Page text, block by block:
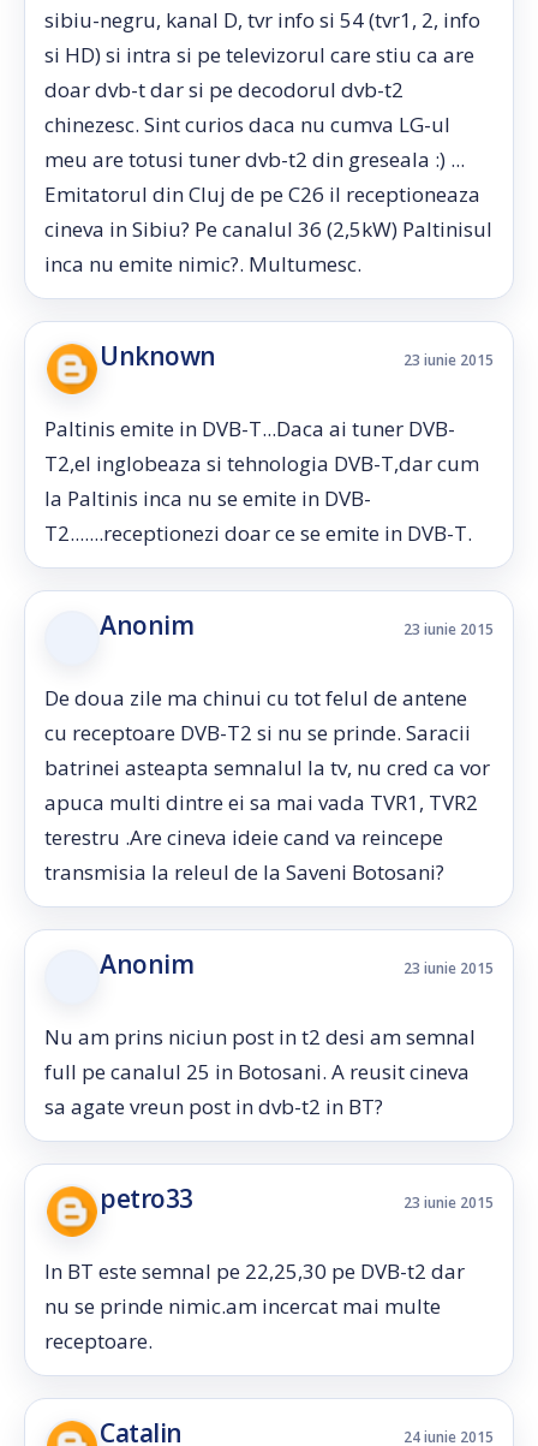
sibiu-negru, kanal D, tvr info si 54 (tvr1, 2, info
si HD) si intra si pe televizorul care stiu ca are
doar dvb-t dar si pe decodorul dvb-t2
chinezesc. Sint curios daca nu cumva LG-ul
meu are totusi tuner dvb-t2 din greseala :) ...
Emitatorul din Cluj de pe C26 il receptioneaza
cineva in Sibiu? Pe canalul 36 (2,5kW) Paltinisul
inca nu emite nimic?. Multumesc.
Unknown 23 iunie 2015
Paltinis emite in DVB-T...Daca ai tuner DVB-
T2,el inglobeaza si tehnologia DVB-T,dar cum
la Paltinis inca nu se emite in DVB-
T2.......receptionezi doar ce se emite in DVB-T.
Anonim 23 iunie 2015
De doua zile ma chinui cu tot felul de antene
cu receptoare DVB-T2 si nu se prinde. Saracii
batrinei asteapta semnalul la tv, nu cred ca vor
apuca multi dintre ei sa mai vada TVR1, TVR2
terestru .Are cineva ideie cand va reincepe
transmisia la releul de la Saveni Botosani?
Anonim 23 iunie 2015
Nu am prins niciun post in t2 desi am semnal
full pe canalul 25 in Botosani. A reusit cineva
sa agate vreun post in dvb-t2 in BT?
petro33 23 iunie 2015
In BT este semnal pe 22,25,30 pe DVB-t2 dar
nu se prinde nimic.am incercat mai multe
receptoare.
Catalin 24 iunie 2015